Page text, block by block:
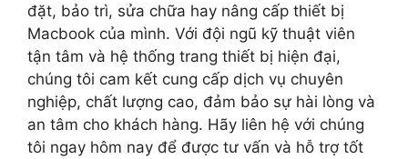
đặt, bảo trì, sửa chữa hay nâng cấp thiết bị
Macbook của mình. Với đội ngũ kỹ thuật viên
tận tâm và hệ thống trang thiết bị hiện đại,
chúng tôi cam kết cung cấp dịch vụ chuyên
nghiệp, chất lượng cao, đảm bảo sự hài lòng và
an tâm cho khách hàng. Hãy liên hệ với chúng
tôi ngay hôm nay để được tư vấn và hỗ trợ tốt